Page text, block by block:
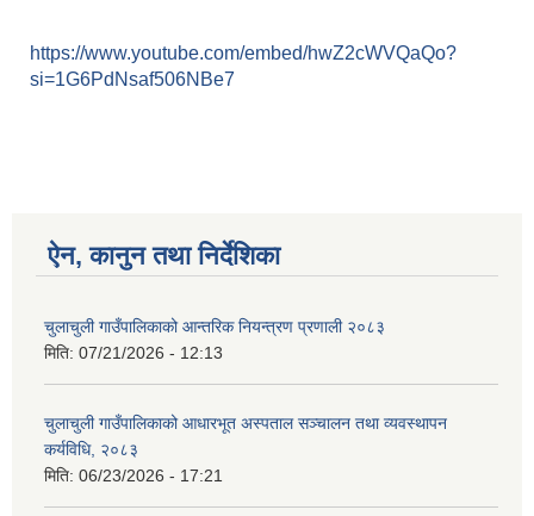
https://www.youtube.com/embed/hwZ2cWVQaQo?
si=1G6PdNsaf506NBe7
ऐन, कानुन तथा निर्देशिका
चुलाचुली गाउँपालिकाको आन्तरिक नियन्त्रण प्रणाली २०८३
मिति: 07/21/2026 - 12:13
चुलाचुली गाउँपालिकाको आधारभूत अस्पताल सञ्चालन तथा व्यवस्थापन
कर्यविधि, २०८३
मिति: 06/23/2026 - 17:21